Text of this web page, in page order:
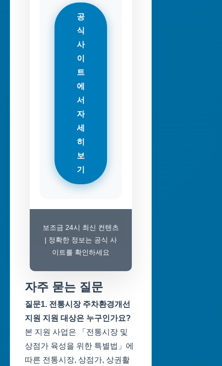
공
식
사
이
트
에
서
자
세
히
보
기
보조금 24시 최신 컨텐츠
| 정확한 정보는 공식 사
이트를 확인하세요
자주 묻는 질문
질문1. 전통시장 주차환경개선
지원 지원 대상은 누구인가요?
본 지원 사업은 「전통시장 및
상점가 육성을 위한 특별법」에
따른 전통시장, 상점가, 상권활